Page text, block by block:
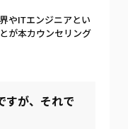
やITエンジニアとい
が本カウンセリング
すが、それで